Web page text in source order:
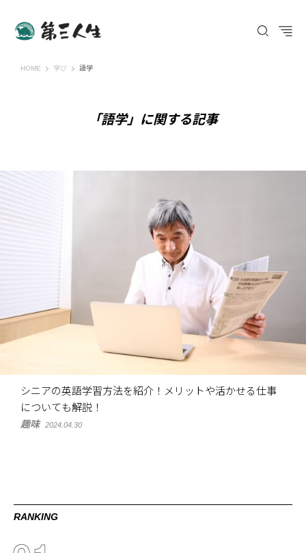
HOME 第三人生 〜寄り道の歩き方〜
学び 語学
「語学」に関する記事
シニアの英語学習方法を紹介！メリットや活かせる仕事
についても解説！
趣味 2024.04.30
RANKING